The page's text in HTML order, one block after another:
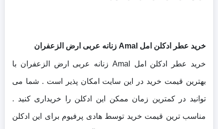
خرید عطر ادکلن امل Amal زنانه عربی ارض الزعفران
خرید عطر ادکلن امل Amal زنانه عربی ارض الزعفران با
بهترین قیمت خرید در این سایت امکان پذیر است . شما می
توانید در کمترین زمان ممکن این ادکلن را خریداری کنید .
مناسب ترین قیمت خرید توسط هادی پرفیوم برای این ادکلن